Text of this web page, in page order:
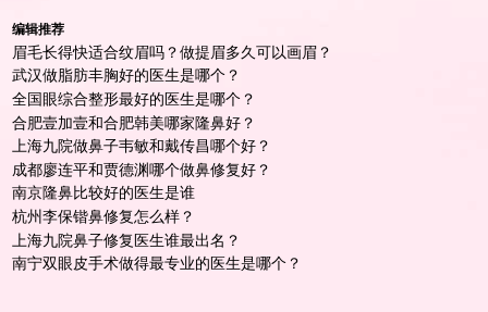
编辑推荐
眉毛长得快适合纹眉吗？做提眉多久可以画眉？
武汉做脂肪丰胸好的医生是哪个？
全国眼综合整形最好的医生是哪个？
合肥壹加壹和合肥韩美哪家隆鼻好？
上海九院做鼻子韦敏和戴传昌哪个好？
成都廖连平和贾德渊哪个做鼻修复好？
南京隆鼻比较好的医生是谁
杭州李保锴鼻修复怎么样？
上海九院鼻子修复医生谁最出名？
南宁双眼皮手术做得最专业的医生是哪个？